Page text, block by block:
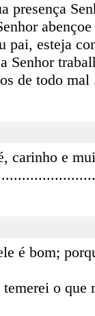
presença
pai, esteja
Senhor
de todo mal
carinho e
é bom;
o que